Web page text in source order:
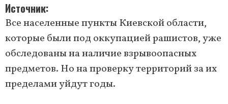
Источник
Все населенные пункты Киевской области,
которые были под оккупацией рашистов, уже
обследованы на наличие взрывоопасных
предметов. Но на проверку территорий за их
пределами уйдут годы.